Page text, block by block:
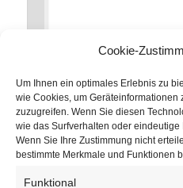
Cookie-
Um Ihnen ein optimales Erlebnis zu
wie Cookies, um Geräteinformationen
zuzugreifen. Wenn Sie diesen
wie das Surfverhalten oder
Wenn Sie Ihre Zustimmung nicht
bestimmte Merkmale und Funktionen
Funktional
Name *